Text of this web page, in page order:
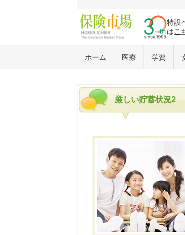
特設
はこ
ホーム 医療 学資
厳しい貯蓄状況2